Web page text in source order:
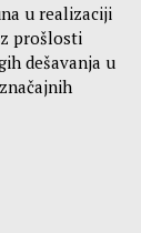
u realizaciji
prošlosti
dešavanja u